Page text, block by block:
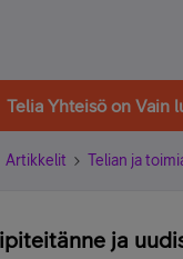
Telia Yhteisö on Vain
Artikkelit Telian ja
ja